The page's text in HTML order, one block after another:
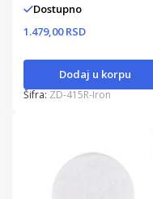
Dostupno
1.479,00 RSD
Dodaj u korpu
Šifra: ZD-415R-Iron